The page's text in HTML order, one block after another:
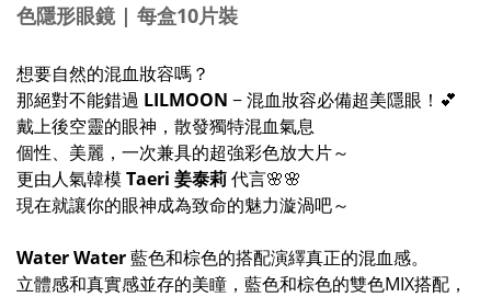
色隱形眼鏡 | 每盒10片裝
想要自然的混血妝容嗎？
那絕對不能錯過 LILMOON − 混血妝容必備超美隱眼！💕
戴上後空靈的眼神，散發獨特混血氣息
個性、美麗，一次兼具的超強彩色放大片～
更由人氣韓模 Taeri 姜泰莉代言🌸🌸
現在就讓你的眼神成為致命的魅力漩渦吧～
Water Water藍色和棕色的搭配演繹真正的混血感。
立體感和真實感並存的美瞳， 藍色和棕色的雙色MIX搭配，